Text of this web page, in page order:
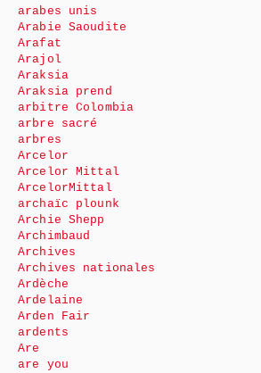
arabes unis
Arabie Saoudite
Arafat
Arajol
Araksia
Araksia prend
arbitre Colombia
arbre sacré
arbres
Arcelor
Arcelor Mittal
ArcelorMittal
archaïc plounk
Archie Shepp
Archimbaud
Archives
Archives nationales
Ardèche
Ardelaine
Arden Fair
ardents
Are
are you